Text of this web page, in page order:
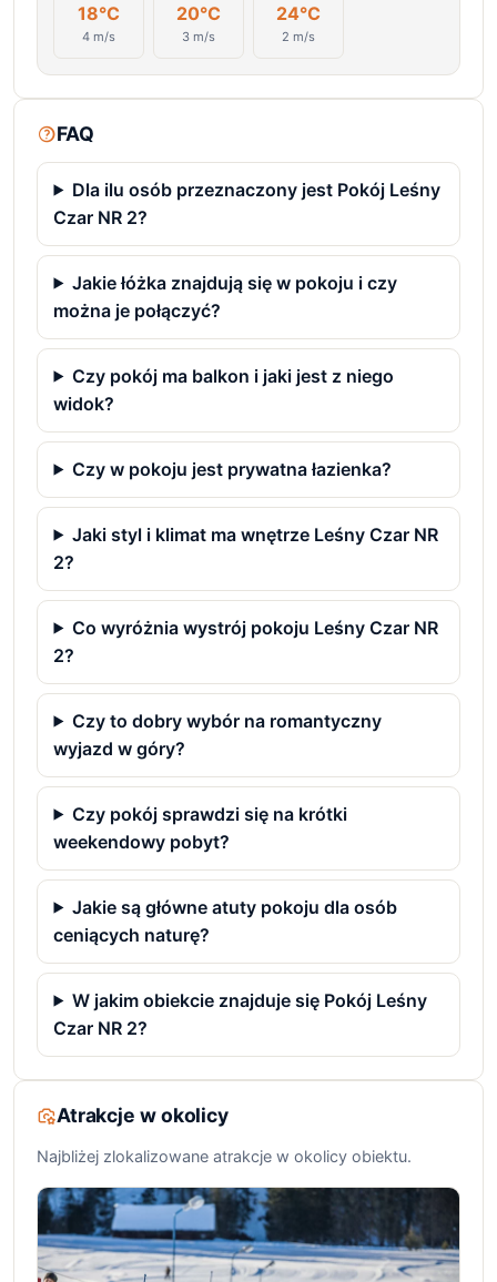
18°C
4 m/s
20°C
3 m/s
24°C
2 m/s
FAQ
Dla ilu osób przeznaczony jest Pokój Leśny
Czar NR 2?
Jakie łóżka znajdują się w pokoju i czy
można je połączyć?
Czy pokój ma balkon i jaki jest z niego
widok?
Czy w pokoju jest prywatna łazienka?
Jaki styl i klimat ma wnętrze Leśny Czar NR
2?
Co wyróżnia wystrój pokoju Leśny Czar NR
2?
Czy to dobry wybór na romantyczny
wyjazd w góry?
Czy pokój sprawdzi się na krótki
weekendowy pobyt?
Jakie są główne atuty pokoju dla osób
ceniących naturę?
W jakim obiekcie znajduje się Pokój Leśny
Czar NR 2?
Atrakcje w okolicy
Najbliżej zlokalizowane atrakcje w okolicy obiektu.